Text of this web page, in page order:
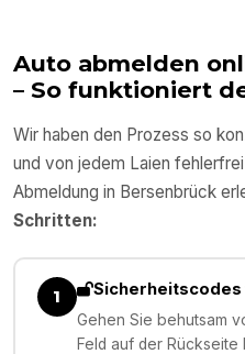
Auto abmelden
– So funktioniert
Wir haben den Prozess so
und von jedem Laien
Abmeldung in Bersenbrück
Schritten:
1
Gehen Sie behutsam
Feld auf der